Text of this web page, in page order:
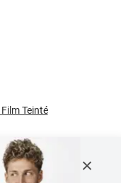
Film Teinté